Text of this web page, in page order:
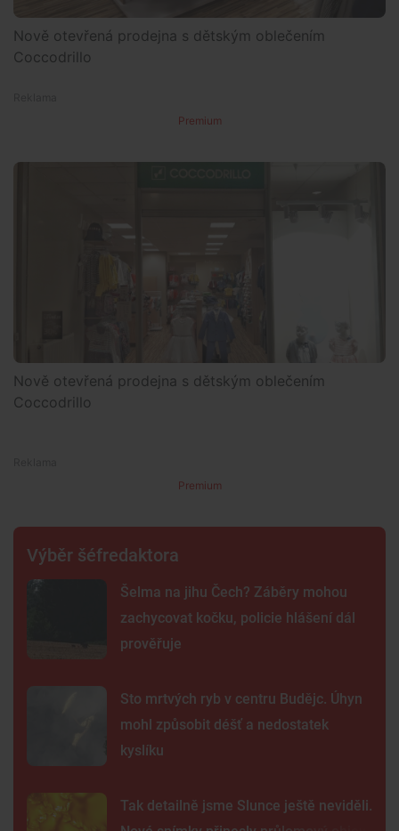
Nově otevřená prodejna s dětským oblečením
Coccodrillo
Premium
Nově otevřená prodejna s dětským oblečením
Coccodrillo
Premium
Výběr šéfredaktora
Šelma na jihu Čech? Záběry mohou
zachycovat kočku, policie hlášení dál
prověřuje
Sto mrtvých ryb v centru Budějc. Úhyn
mohl způsobit déšť a nedostatek
kyslíku
Tak detailně jsme Slunce ještě neviděli.